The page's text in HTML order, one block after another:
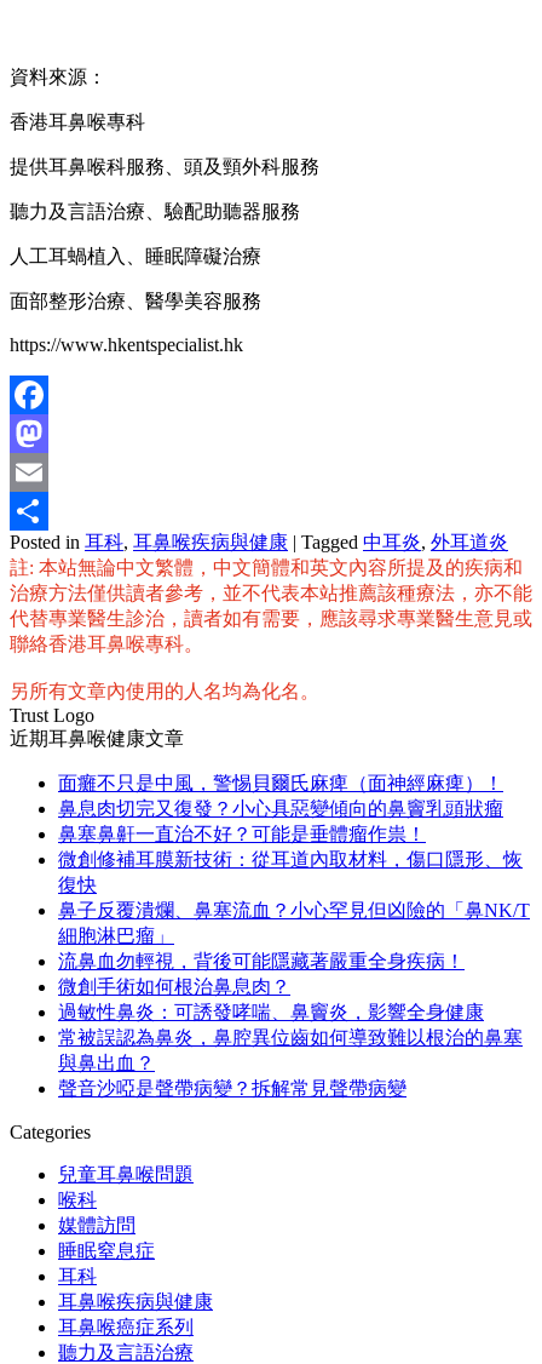
資料來源：
香港耳鼻喉專科
提供耳鼻喉科服務、頭及頸外科服務
聽力及言語治療、驗配助聽器服務
人工耳蝸植入、睡眠障礙治療
面部整形治療、醫學美容服務
https://www.hkentspecialist.hk
Facebook
Mastodon
Email
分
享
Posted in 耳科, 耳鼻喉疾病與健康 | Tagged 中耳炎, 外耳道炎
註: 本站無論中文繁體，中文簡體和英文內容所提及的疾病和
治療方法僅供讀者參考，並不代表本站推薦該種療法，亦不能
代替專業醫生診治，讀者如有需要，應該尋求專業醫生意見或
聯絡香港耳鼻喉專科。
另所有文章內使用的人名均為化名。
Trust Logo
近期耳鼻喉健康文章
面癱不只是中風，警惕貝爾氏麻痺（面神經麻痺）！
鼻息肉切完又復發？小心具惡變傾向的鼻竇乳頭狀瘤
鼻塞鼻鼾一直治不好？可能是垂體瘤作祟！
微創修補耳膜新技術：從耳道內取材料，傷口隱形、恢
復快
鼻子反覆潰爛、鼻塞流血？小心罕見但凶險的「鼻NK/T
細胞淋巴瘤」
流鼻血勿輕視，背後可能隱藏著嚴重全身疾病！
微創手術如何根治鼻息肉？
過敏性鼻炎：可誘發哮喘、鼻竇炎，影響全身健康
常被誤認為鼻炎，鼻腔異位齒如何導致難以根治的鼻塞
與鼻出血？
聲音沙啞是聲帶病變？拆解常見聲帶病變
Categories
兒童耳鼻喉問題
喉科
媒體訪問
睡眠窒息症
耳科
耳鼻喉疾病與健康
耳鼻喉癌症系列
聽力及言語治療